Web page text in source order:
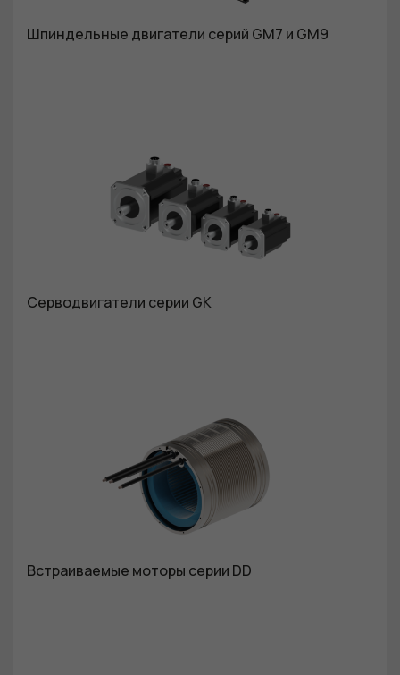
Шпиндельные двигатели серий GM7 и GM9
Серводвигатели серии GK
Встраиваемые моторы серии DD